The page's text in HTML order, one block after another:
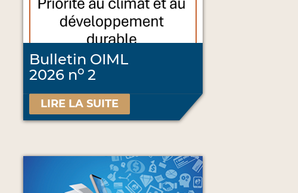
Bulletin OIML
2026 no2
LIRE LA SUITE